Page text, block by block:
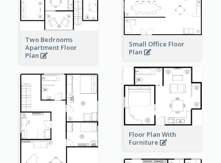
Two Bedrooms
Apartment Floor
Plan
Small Office Floor
Plan
Floor Plan With
Furniture